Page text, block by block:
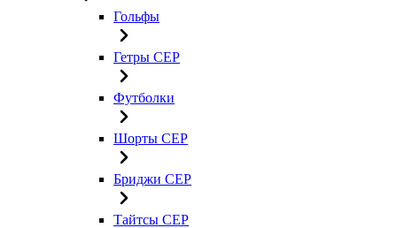
Гольфы
Гетры CEP
Футболки
Шорты CEP
Бриджи CEP
Тайтсы CEP